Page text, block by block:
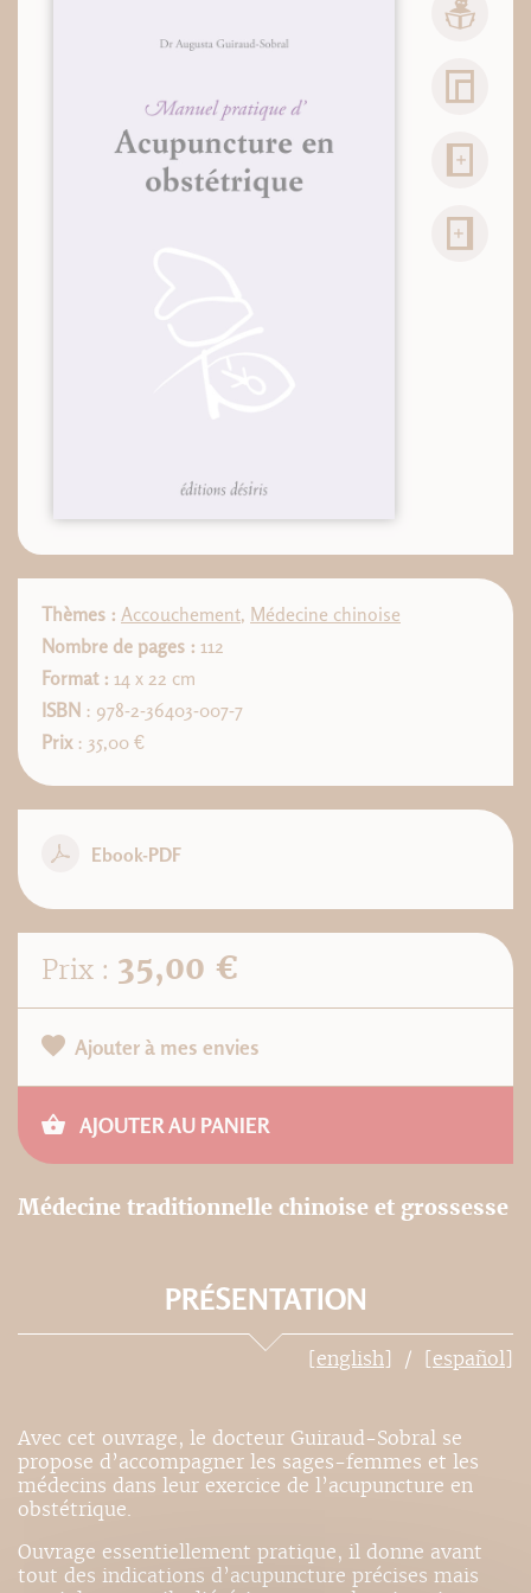
Thèmes : Accouchement, Médecine chinoise
Nombre de pages : 112
Format : 14 x 22 cm
ISBN : 978-2-36403-007-7
Prix: 35,00 €
Ebook-PDF
Prix : 35,00 €
Ajouter à mes envies
AJOUTER AU PANIER
Médecine traditionnelle chinoise et grossesse
PRÉSENTATION
[english] [español]
Avec cet ouvrage, le docteur Guiraud-Sobral se
propose d’accompagner les sages-femmes et les
médecins dans leur exercice de l’acupuncture en
obstétrique.
Ouvrage essentiellement pratique, il donne avant
tout des indications d’acupuncture précises mais